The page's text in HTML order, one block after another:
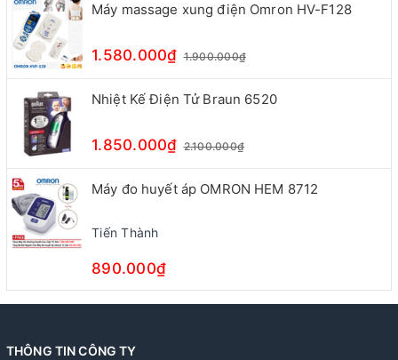
Máy massage xung điện Omron HV-F128
1.580.000₫ 1.900.000₫
Nhiệt Kế Điện Tử Braun 6520
1.850.000₫ 2.100.000₫
Máy đo huyết áp OMRON HEM 8712
Tiến Thành
890.000₫
THÔNG TIN CÔNG TY